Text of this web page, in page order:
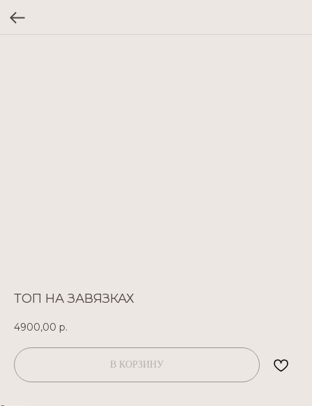
ТОП НА ЗАВЯЗКАХ
4900,00 р.
В КОРЗИНУ